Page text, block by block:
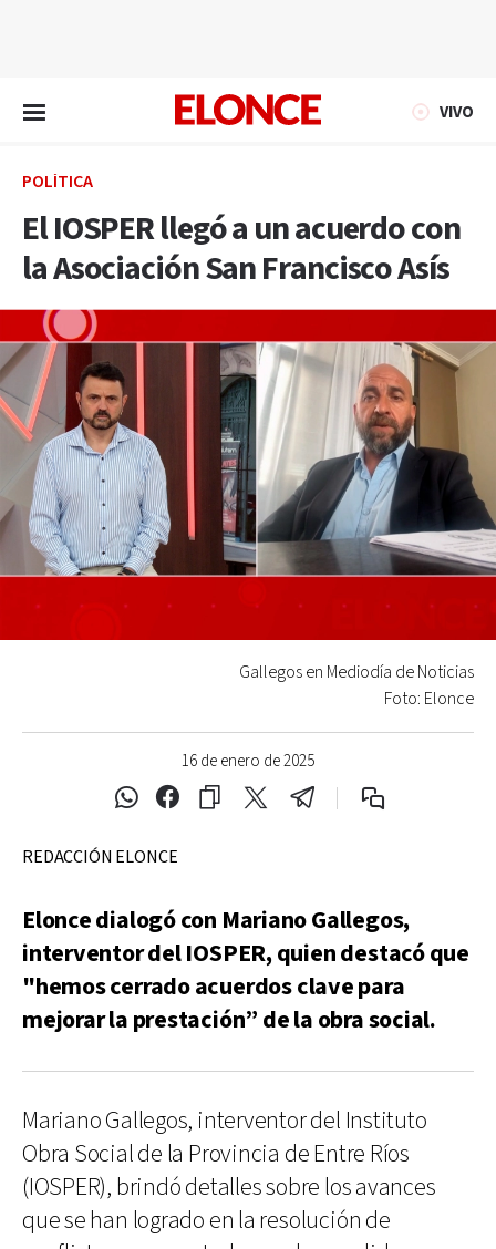
VIVO
POLÍTICA
El IOSPER llegó a un acuerdo con
la Asociación San Francisco Asís
16 de enero de 2025
Gallegos en Mediodía de Noticias
Foto: Elonce
REDACCIÓN ELONCE
Elonce dialogó con Mariano Gallegos,
interventor del IOSPER, quien destacó que
"hemos cerrado acuerdos clave para
mejorar la prestación” de la obra social.
Mariano Gallegos, interventor del Instituto
Obra Social de la Provincia de Entre Ríos
(IOSPER), brindó detalles sobre los avances
que se han logrado en la resolución de